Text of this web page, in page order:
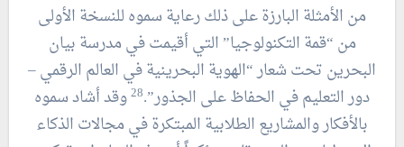
من الأمثلة البارزة على ذلك رعاية سموه للنسخة الأولى
من “قمة التكنولوجيا” التي أقيمت في مدرسة بيان
البحرين تحت شعار “الهوية البحرينية في العالم الرقمي –
دور التعليم في الحفاظ على الجذور”.28وقد أشاد سموه
بالأفكار والمشاريع الطلابية المبتكرة في مجالات الذكاء